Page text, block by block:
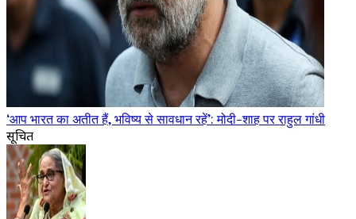
‘आप भारत का अतीत हैं, भविष्य से सावधान रहें’: मोदी-शाह पर राहुल गांधी
सूचित